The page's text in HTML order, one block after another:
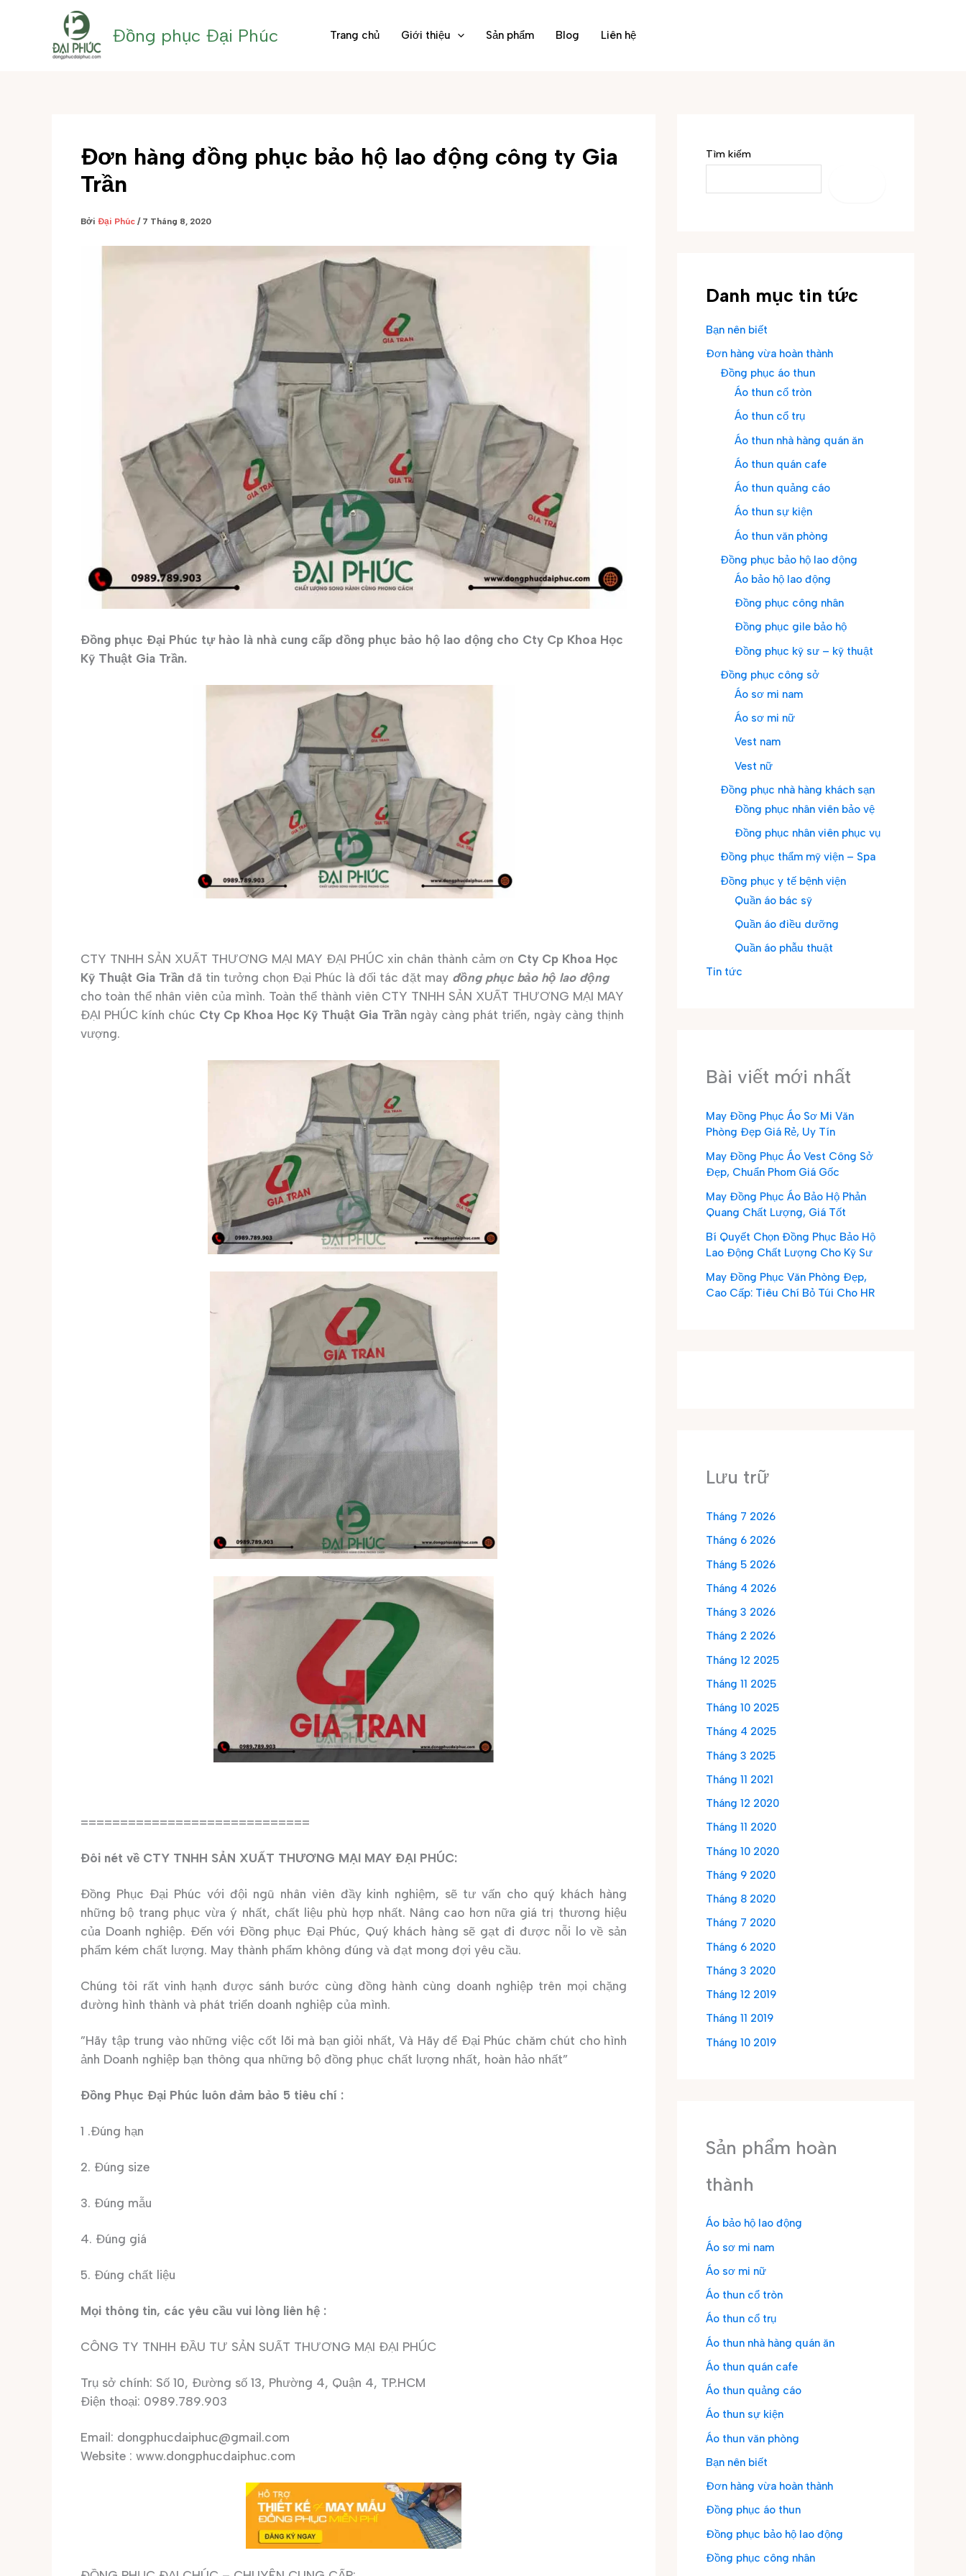
Đồng phục Đại Phúc Trang chủ Giới thiệu Sản phẩm Blog Liên hệ
Đơn hàng đồng phục bảo hộ lao động công ty Gia
Trần
Bởi Đại Phúc / 7 Tháng 8, 2020
Đồng phục Đại Phúc tự hào là nhà cung cấp đồng phục bảo hộ lao động cho Cty Cp Khoa Học
Kỹ Thuật Gia Trần.
CTY TNHH SẢN XUẤT THƯƠNG MẠI MAY ĐẠI PHÚC xin chân thành cảm ơn Cty Cp Khoa Học
Kỹ Thuật Gia Trần đã tin tưởng chọn Đại Phúc là đối tác đặt may đồng phục bảo hộ lao động
cho toàn thể nhân viên của mình. Toàn thể thành viên CTY TNHH SẢN XUẤT THƯƠNG MẠI MAY
ĐẠI PHÚC kính chúc Cty Cp Khoa Học Kỹ Thuật Gia Trần ngày càng phát triển, ngày càng thịnh
vượng.
=============================
Đôi nét về CTY TNHH SẢN XUẤT THƯƠNG MẠI MAY ĐẠI PHÚC:
Đồng Phục Đại Phúc với đội ngũ nhân viên đầy kinh nghiệm, sẽ tư vấn cho quý khách hàng
những bộ trang phục vừa ý nhất, chất liệu phù hợp nhất. Nâng cao hơn nữa giá trị thương hiệu
của Doanh nghiệp. Đến với Đồng phục Đại Phúc, Quý khách hàng sẽ gạt đi được nỗi lo về sản
phẩm kém chất lượng. May thành phẩm không đúng và đạt mong đợi yêu cầu.
Chúng tôi rất vinh hạnh được sánh bước cùng đồng hành cùng doanh nghiệp trên mọi chặng
đường hình thành và phát triển doanh nghiệp của mình.
”Hãy tập trung vào những việc cốt lõi mà bạn giỏi nhất, Và Hãy để Đại Phúc chăm chút cho hình
ảnh Doanh nghiệp bạn thông qua những bộ đồng phục chất lượng nhất, hoàn hảo nhất”
Đồng Phục Đại Phúc luôn đảm bảo 5 tiêu chí :
1 .Đúng hạn
2. Đúng size
3. Đúng mẫu
4. Đúng giá
5. Đúng chất liệu
Mọi thông tin, các yêu cầu vui lòng liên hệ :
CÔNG TY TNHH ĐẦU TƯ SẢN SUẤT THƯƠNG MẠI ĐẠI PHÚC
Trụ sở chính: Số 10, Đường số 13, Phường 4, Quận 4, TP.HCM
Điện thoại: 0989.789.903
Email: dongphucdaiphuc@gmail.com
Website : www.dongphucdaiphuc.com
Tìm kiếm
Danh mục tin tức
Bạn nên biết
Đơn hàng vừa hoàn thành
Đồng phục áo thun
Áo thun cổ tròn
Áo thun cổ trụ
Áo thun nhà hàng quán ăn
Áo thun quán cafe
Áo thun quảng cáo
Áo thun sự kiện
Áo thun văn phòng
Đồng phục bảo hộ lao động
Áo bảo hộ lao động
Đồng phục công nhân
Đồng phục gile bảo hộ
Đồng phục kỹ sư – kỹ thuật
Đồng phục công sở
Áo sơ mi nam
Áo sơ mi nữ
Vest nam
Vest nữ
Đồng phục nhà hàng khách sạn
Đồng phục nhân viên bảo vệ
Đồng phục nhân viên phục vụ
Đồng phục thẩm mỹ viện – Spa
Đồng phục y tế bệnh viện
Quần áo bác sỹ
Quần áo điều dưỡng
Quần áo phẫu thuật
Tin tức
Bài viết mới nhất
May Đồng Phục Áo Sơ Mi Văn
Phòng Đẹp Giá Rẻ, Uy Tín
May Đồng Phục Áo Vest Công Sở
Đẹp, Chuẩn Phom Giá Gốc
May Đồng Phục Áo Bảo Hộ Phản
Quang Chất Lượng, Giá Tốt
Bí Quyết Chọn Đồng Phục Bảo Hộ
Lao Động Chất Lượng Cho Kỹ Sư
May Đồng Phục Văn Phòng Đẹp,
Cao Cấp: Tiêu Chí Bỏ Túi Cho HR
Lưu trữ
Tháng 7 2026
Tháng 6 2026
Tháng 5 2026
Tháng 4 2026
Tháng 3 2026
Tháng 2 2026
Tháng 12 2025
Tháng 11 2025
Tháng 10 2025
Tháng 4 2025
Tháng 3 2025
Tháng 11 2021
Tháng 12 2020
Tháng 11 2020
Tháng 10 2020
Tháng 9 2020
Tháng 8 2020
Tháng 7 2020
Tháng 6 2020
Tháng 3 2020
Tháng 12 2019
Tháng 11 2019
Tháng 10 2019
Sản phẩm hoàn
thành
Áo bảo hộ lao động
Áo sơ mi nam
Áo sơ mi nữ
Áo thun cổ tròn
Áo thun cổ trụ
Áo thun nhà hàng quán ăn
Áo thun quán cafe
Áo thun quảng cáo
Áo thun sự kiện
Áo thun văn phòng
Bạn nên biết
Đơn hàng vừa hoàn thành
Đồng phục áo thun
Đồng phục bảo hộ lao động
Đồng phục công nhân